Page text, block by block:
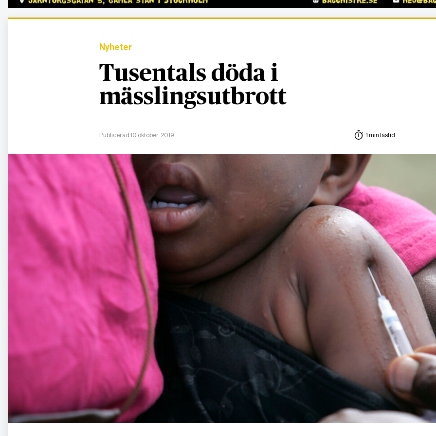
Nyheter
Tusentals döda i
mässlingsutbrott
Publicerad 10 oktober, 2019 1 min lästid